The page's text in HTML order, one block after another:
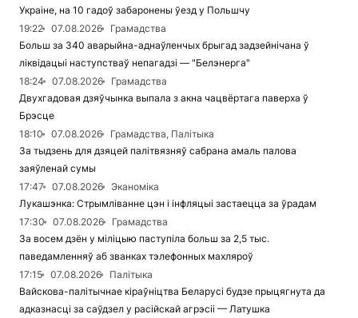
Украіне, на 10 гадоў забаронены ўезд у Польшчу
19:22
07.08.2026
Грамадства
Больш за 340 аварыйна-аднаўленчых брыгад задзейнічана ў
ліквідацыі наступстваў непагадзі — "Белэнерга"
18:24
07.08.2026
Грамадства
Двухгадовая дзяўчынка выпала з акна чацвёртага паверха ў
Брэсце
18:10
07.08.2026
Грамадства, Палітыка
За тыдзень для дзяцей палітвязняў сабрана амаль палова
заяўленай сумы
17:47
07.08.2026
Эканоміка
Лукашэнка: Стрымліванне цэн і інфляцыі застаецца за ўрадам
17:30
07.08.2026
Грамадства
За восем дзён у міліцыю паступіла больш за 2,5 тыс.
паведамленняў аб званках тэлефонных махляроў
17:15
07.08.2026
Палітыка
Вайскова-палітычнае кіраўніцтва Беларусі будзе прыцягнута да
адказнасці за саўдзел у расійскай агрэсіі — Латушка